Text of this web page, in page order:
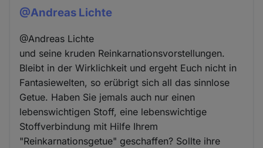
@Andreas Lichte
@Andreas Lichte
und seine kruden Reinkarnationsvorstellungen.
Bleibt in der Wirklichkeit und ergeht Euch nicht in
Fantasiewelten, so erübrigt sich all das sinnlose
Getue. Haben Sie jemals auch nur einen
lebenswichtigen Stoff, eine lebenswichtige
Stoffverbindung mit Hilfe Ihrem
"Reinkarnationsgetue" geschaffen? Sollte ihre